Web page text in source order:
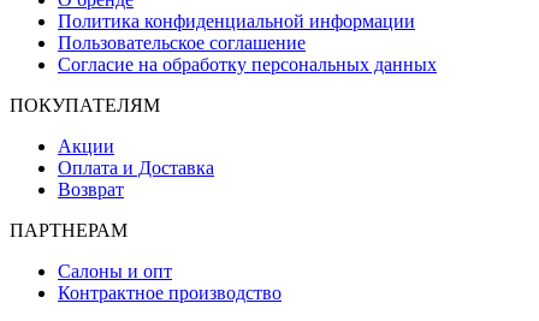
Политика конфиденциальной информации
Пользовательское соглашение
Согласие на обработку персональных данных
ПОКУПАТЕЛЯМ
Акции
Оплата и Доставка
Возврат
ПАРТНЕРАМ
Салоны и опт
Контрактное производство